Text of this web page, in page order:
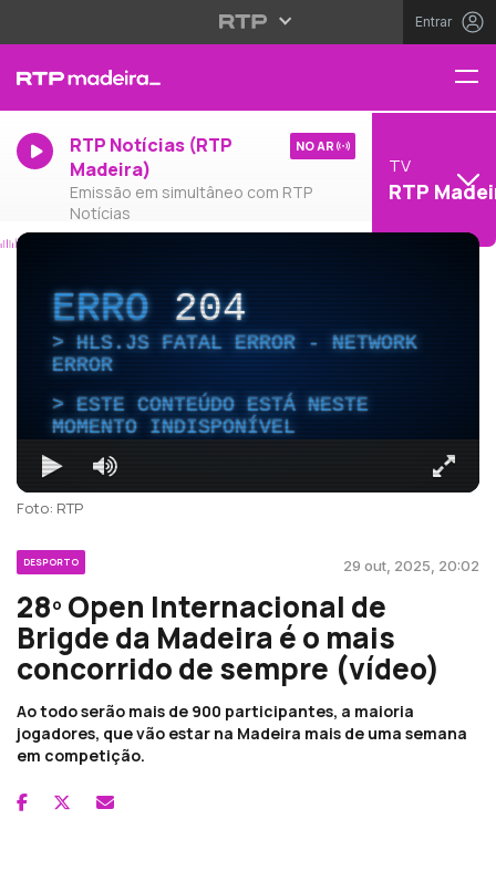
Entrar
RTP Notícias (RTP
Madeira)
Emissão em simultâneo com RTP
Notícias
NO AR
TV
RTP
ERRO204
HLS.JS FATAL ERROR - NETWORK
ERROR
ESTE CONTEÚDO ESTÁ NESTE
MOMENTO INDISPONÍVEL
Foto: RTP
DESPORTO 29 out, 2025, 20:02
28º Open Internacional de
Brigde da Madeira é o mais
concorrido de sempre (vídeo)
Ao todo serão mais de 900 participantes, a maioria
jogadores, que vão estar na Madeira mais de uma semana
em competição.